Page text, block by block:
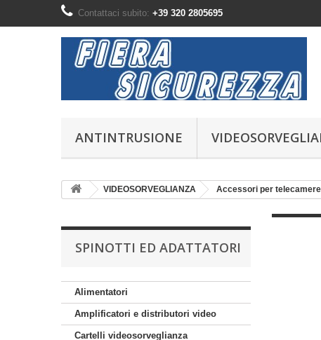
Contattaci subito: +39 320 2805695
ANTINTRUSIONE
VIDEOSORVEGLIANZA Accessori per telecamere
SPINOTTI ED ADATTATORI
Alimentatori
Amplificatori e distributori video
Cartelli videosorveglianza